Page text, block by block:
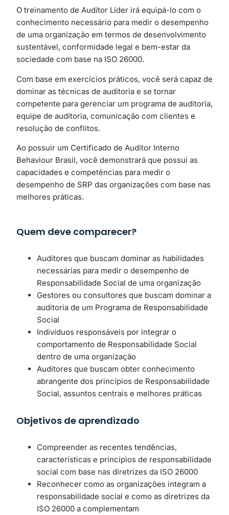
O treinamento de Auditor Líder irá equipá-lo com o
conhecimento necessário para medir o desempenho
de uma organização em termos de desenvolvimento
sustentável, conformidade legal e bem-estar da
sociedade com base na ISO 26000.
Com base em exercícios práticos, você será capaz de
dominar as técnicas de auditoria e se tornar
competente para gerenciar um programa de auditoria,
equipe de auditoria, comunicação com clientes e
resolução de conflitos.
Ao possuir um Certificado de Auditor Interno
Behaviour Brasil, você demonstrará que possui as
capacidades e competências para medir o
desempenho de SRP das organizações com base nas
melhores práticas.
Quem deve comparecer?
Auditores que buscam dominar as habilidades
necessárias para medir o desempenho de
Responsabilidade Social de uma organização
Gestores ou consultores que buscam dominar a
auditoria de um Programa de Responsabilidade
Social
Indivíduos responsáveis ​​por integrar o
comportamento de Responsabilidade Social
dentro de uma organização
Auditores que buscam obter conhecimento
abrangente dos princípios de Responsabilidade
Social, assuntos centrais e melhores práticas
Objetivos de aprendizado
Compreender as recentes tendências,
características e princípios de responsabilidade
social com base nas diretrizes da ISO 26000
Reconhecer como as organizações integram a
responsabilidade social e como as diretrizes da
ISO 26000 a complementam